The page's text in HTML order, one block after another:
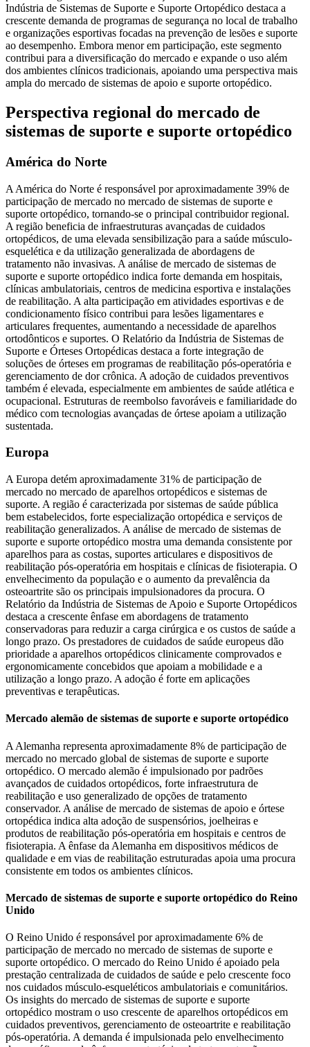
Indústria de Sistemas de Suporte e Suporte Ortopédico destaca a
crescente demanda de programas de segurança no local de trabalho
e organizações esportivas focadas na prevenção de lesões e suporte
ao desempenho. Embora menor em participação, este segmento
contribui para a diversificação do mercado e expande o uso além
dos ambientes clínicos tradicionais, apoiando uma perspectiva mais
ampla do mercado de sistemas de apoio e suporte ortopédico.
Perspectiva regional do mercado de
sistemas de suporte e suporte ortopédico
América do Norte
A América do Norte é responsável por aproximadamente 39% de
participação de mercado no mercado de sistemas de suporte e
suporte ortopédico, tornando-se o principal contribuidor regional.
A região beneficia de infraestruturas avançadas de cuidados
ortopédicos, de uma elevada sensibilização para a saúde músculo-
esquelética e da utilização generalizada de abordagens de
tratamento não invasivas. A análise de mercado de sistemas de
suporte e suporte ortopédico indica forte demanda em hospitais,
clínicas ambulatoriais, centros de medicina esportiva e instalações
de reabilitação. A alta participação em atividades esportivas e de
condicionamento físico contribui para lesões ligamentares e
articulares frequentes, aumentando a necessidade de aparelhos
ortodônticos e suportes. O Relatório da Indústria de Sistemas de
Suporte e Órteses Ortopédicas destaca a forte integração de
soluções de órteses em programas de reabilitação pós-operatória e
gerenciamento de dor crônica. A adoção de cuidados preventivos
também é elevada, especialmente em ambientes de saúde atlética e
ocupacional. Estruturas de reembolso favoráveis ​​e familiaridade do
médico com tecnologias avançadas de órtese apoiam a utilização
sustentada.
Europa
A Europa detém aproximadamente 31% de participação de
mercado no mercado de aparelhos ortopédicos e sistemas de
suporte. A região é caracterizada por sistemas de saúde pública
bem estabelecidos, forte especialização ortopédica e serviços de
reabilitação generalizados. A análise de mercado de sistemas de
suporte e suporte ortopédico mostra uma demanda consistente por
aparelhos para as costas, suportes articulares e dispositivos de
reabilitação pós-operatória em hospitais e clínicas de fisioterapia. O
envelhecimento da população e o aumento da prevalência da
osteoartrite são os principais impulsionadores da procura. O
Relatório da Indústria de Sistemas de Apoio e Suporte Ortopédicos
destaca a crescente ênfase em abordagens de tratamento
conservadoras para reduzir a carga cirúrgica e os custos de saúde a
longo prazo. Os prestadores de cuidados de saúde europeus dão
prioridade a aparelhos ortopédicos clinicamente comprovados e
ergonomicamente concebidos que apoiam a mobilidade e a
utilização a longo prazo. A adoção é forte em aplicações
preventivas e terapêuticas.
Mercado alemão de sistemas de suporte e suporte ortopédico
A Alemanha representa aproximadamente 8% de participação de
mercado no mercado global de sistemas de suporte e suporte
ortopédico. O mercado alemão é impulsionado por padrões
avançados de cuidados ortopédicos, forte infraestrutura de
reabilitação e uso generalizado de opções de tratamento
conservador. A análise de mercado de sistemas de apoio e órtese
ortopédica indica alta adoção de suspensórios, joelheiras e
produtos de reabilitação pós-operatória em hospitais e centros de
fisioterapia. A ênfase da Alemanha em dispositivos médicos de
qualidade e em vias de reabilitação estruturadas apoia uma procura
consistente em todos os ambientes clínicos.
Mercado de sistemas de suporte e suporte ortopédico do Reino
Unido
O Reino Unido é responsável por aproximadamente 6% de
participação de mercado no mercado de sistemas de suporte e
suporte ortopédico. O mercado do Reino Unido é apoiado pela
prestação centralizada de cuidados de saúde e pelo crescente foco
nos cuidados músculo-esqueléticos ambulatoriais e comunitários.
Os insights do mercado de sistemas de suporte e suporte
ortopédico mostram o uso crescente de aparelhos ortopédicos em
cuidados preventivos, gerenciamento de osteoartrite e reabilitação
pós-operatória. A demanda é impulsionada pelo envelhecimento